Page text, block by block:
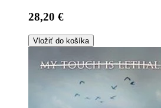
28,20 €
Vložiť do košíka